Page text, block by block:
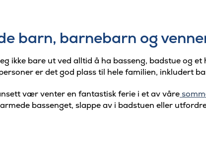
barn, barnebarn og
ikke bare ut ved alltid å ha basseng, badstue og
er det god plass til hele familien, inkludert
vær venter en fantastisk ferie i et av våre
bassenget, slappe av i badstuen eller